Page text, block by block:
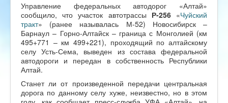
Управление федеральных автодорог «Алтай»
сообщило, что участок автотрассы Р-256«Чуйский
тракт» (ранее называлась М-52) Новосибирск –
Барнаул – Горно-Алтайск – граница с Монголией (км
495+771 – км 499+221), проходящий по алтайскому
селу Усть-Сема, выведен из состава федеральной
автодороги и передан в собственность Республики
Алтай.
Станет ли от произведенной передачи центральная
дорога по данному селу хуже, неизвестно, но в этом